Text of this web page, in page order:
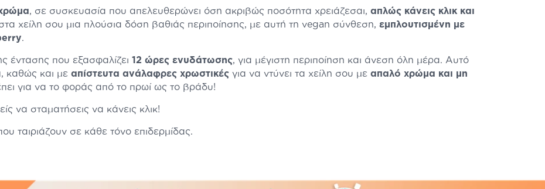
, σε συσκευασία που απελευθερώνει όση ακριβώς ποσότητα χρειάζεσαι, απλώς κάνεις κλικ και
χείλη σου μια πλούσια δόση βαθιάς περιποίησης, με αυτή τη vegan σύνθεση, εμπλουτισμένη με
.
έντασης που εξασφαλίζει 12 ώρες ενυδάτωσης, για μέγιστη περιποίηση και άνεση όλη μέρα. Αυτό
καθώς και με απίστευτα ανάλαφρες χρωστικές για να ντύνει τα χείλη σου με απαλό χρώμα και μη
για να το φοράς από το πρωί ως το βράδυ!
να σταματήσεις να κάνεις κλικ!
ταιριάζουν σε κάθε τόνο επιδερμίδας.